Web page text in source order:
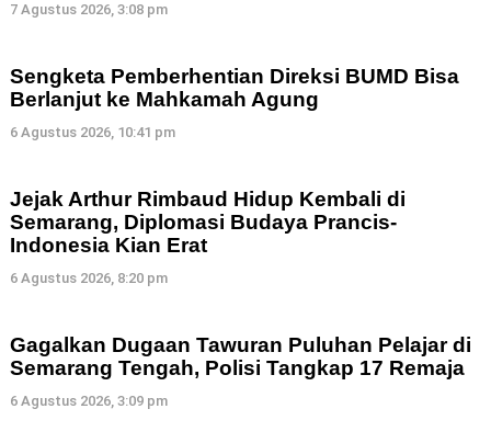
7 Agustus 2026, 3:08 pm
Sengketa Pemberhentian Direksi BUMD Bisa
Berlanjut ke Mahkamah Agung
6 Agustus 2026, 10:41 pm
Jejak Arthur Rimbaud Hidup Kembali di
Semarang, Diplomasi Budaya Prancis-
Indonesia Kian Erat
6 Agustus 2026, 8:20 pm
Gagalkan Dugaan Tawuran Puluhan Pelajar di
Semarang Tengah, Polisi Tangkap 17 Remaja
6 Agustus 2026, 3:09 pm